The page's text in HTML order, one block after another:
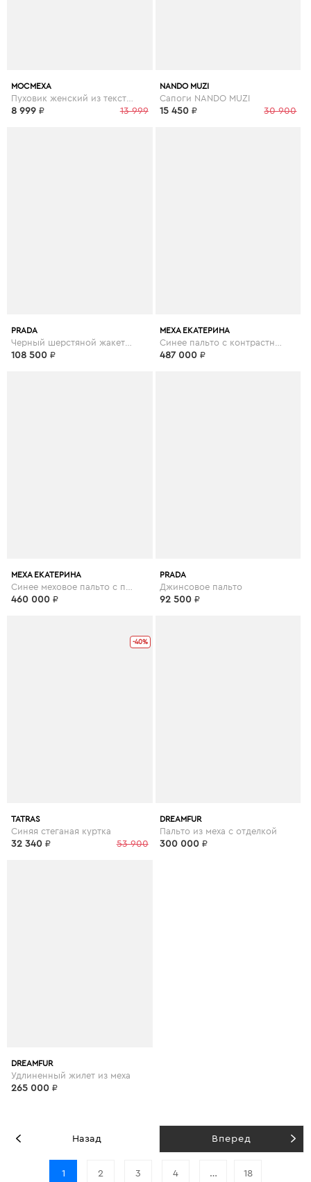
МОСМЕХА
13 999
8 999 ₽
NANDO MUZI
Сапоги NANDO MUZI
30 900
15 450 ₽
PRADA
108 500 ₽
МЕХА ЕКАТЕРИНА
487 000 ₽
МЕХА ЕКАТЕРИНА
460 000 ₽
PRADA
Джинсовое пальто
92 500 ₽
-40%
TATRAS
Синяя стеганая куртка
53 900
32 340 ₽
DREAMFUR
Пальто из меха с отделкой
300 000 ₽
DREAMFUR
Удлиненный жилет из меха
265 000 ₽
Назад
1 2 3 4 … 18
Вперед